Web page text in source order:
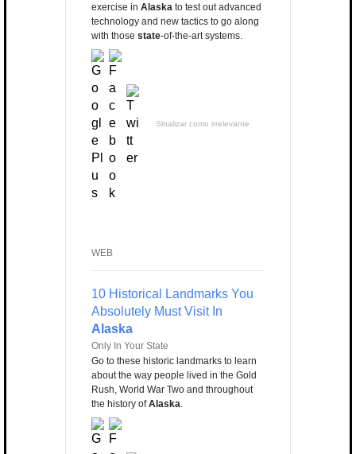
exercise in Alaska to test out advanced
technology and new tactics to go along
with those state-of-the-art systems.
Sinalizar como irrelevante
WEB
10 Historical Landmarks You
Absolutely Must Visit In
Alaska
Only In Your State
Go to these historic landmarks to learn
about the way people lived in the Gold
Rush, World War Two and throughout
the history ofAlaska.